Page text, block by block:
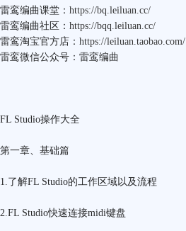
雷鸾编曲课堂： https://bq.leiluan.cc/
雷鸾编曲社区： https://bqq.leiluan.cc/
雷鸾淘宝官方店： https://leiluan.taobao.com/
雷鸾微信公众号：雷鸾编曲
FL Studio操作大全
第一章、基础篇
1.了解FL Studio的工作区域以及流程
2.FL Studio快速连接midi键盘